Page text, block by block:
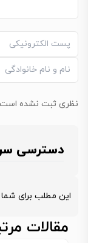
نظری ثبت نشده
دسترسی
این مطلب برای
مقالات